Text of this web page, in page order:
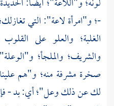
-؛ و"امرأة لاعة": التي
الغلبة؛ والعلو على
والشريف؛ والملجأ؛
صخرة مشرفة منه؛ و"هم
لك عن ذلك وعل"؛ أي: بد -